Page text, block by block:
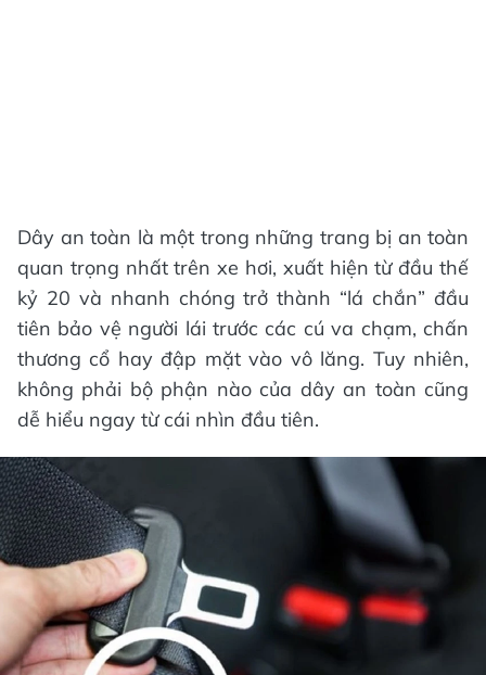
Dây an toàn là một trong những trang bị an toàn
quan trọng nhất trên xe hơi, xuất hiện từ đầu thế
kỷ 20 và nhanh chóng trở thành “lá chắn” đầu
tiên bảo vệ người lái trước các cú va chạm, chấn
thương cổ hay đập mặt vào vô lăng. Tuy nhiên,
không phải bộ phận nào của dây an toàn cũng
dễ hiểu ngay từ cái nhìn đầu tiên.